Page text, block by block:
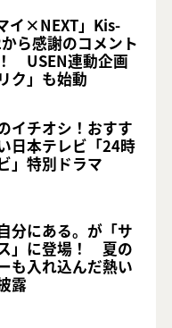
イ×NEXT」Kis-
ら感謝のコメント
USEN連動企画
ク」も始動
イチオシ！おすす
日本テレビ「24時
」特別ドラマ
分にある。が「サ
」に登場！ 夏の
も入れ込んだ熱い
露